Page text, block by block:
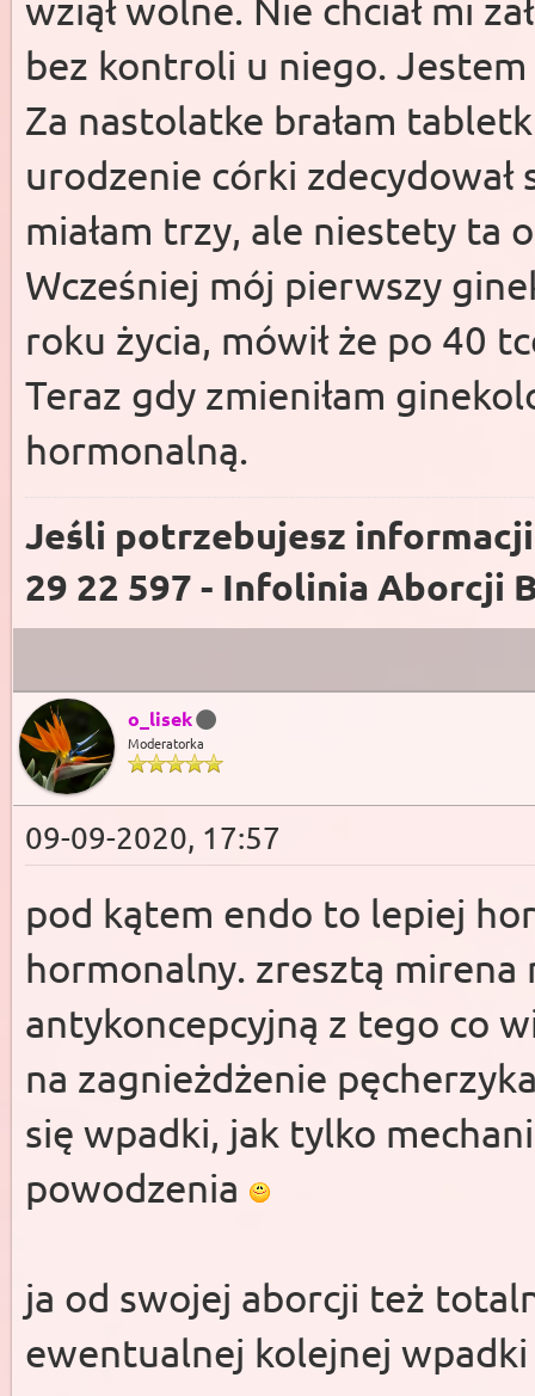
wziął wolne. Nie chciał mi
bez kontroli u niego.
Za nastolatke brałam
urodzenie córki zdecydował
miałam trzy, ale niestety ta
Wcześniej mój pierwszy
roku życia, mówił że po 40
Teraz gdy zmieniłam
hormonalną.
Jeśli potrzebujesz
29 22 597 - Infolinia Aborcji
o_lisek
Moderatorka
09-09-2020, 17:57
pod kątem endo to lepiej
hormonalny. zresztą mirena
antykoncepcyjną z tego co
na zagnieżdżenie
się wpadki, jak tylko
powodzenia
ja od swojej aborcji też
ewentualnej kolejnej